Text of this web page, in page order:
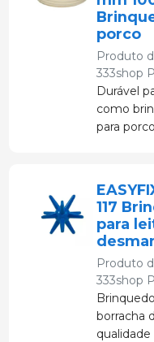
como
rabo ou as
porco
Produto
333shop
Durável
como
para
distração
previne
e
117
para
Produto
333shop
borracha
qualidade